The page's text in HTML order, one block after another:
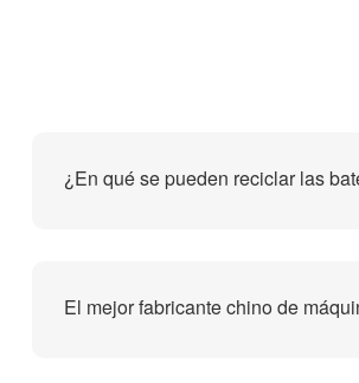
¿En qué se pueden reciclar las